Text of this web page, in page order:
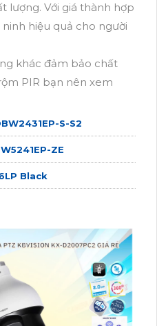
lượng. Với giá thành hợp
hiệu quả cho người
khác đảm bảo chất
PIR bạn nên xem
S-S2
ZE
Black